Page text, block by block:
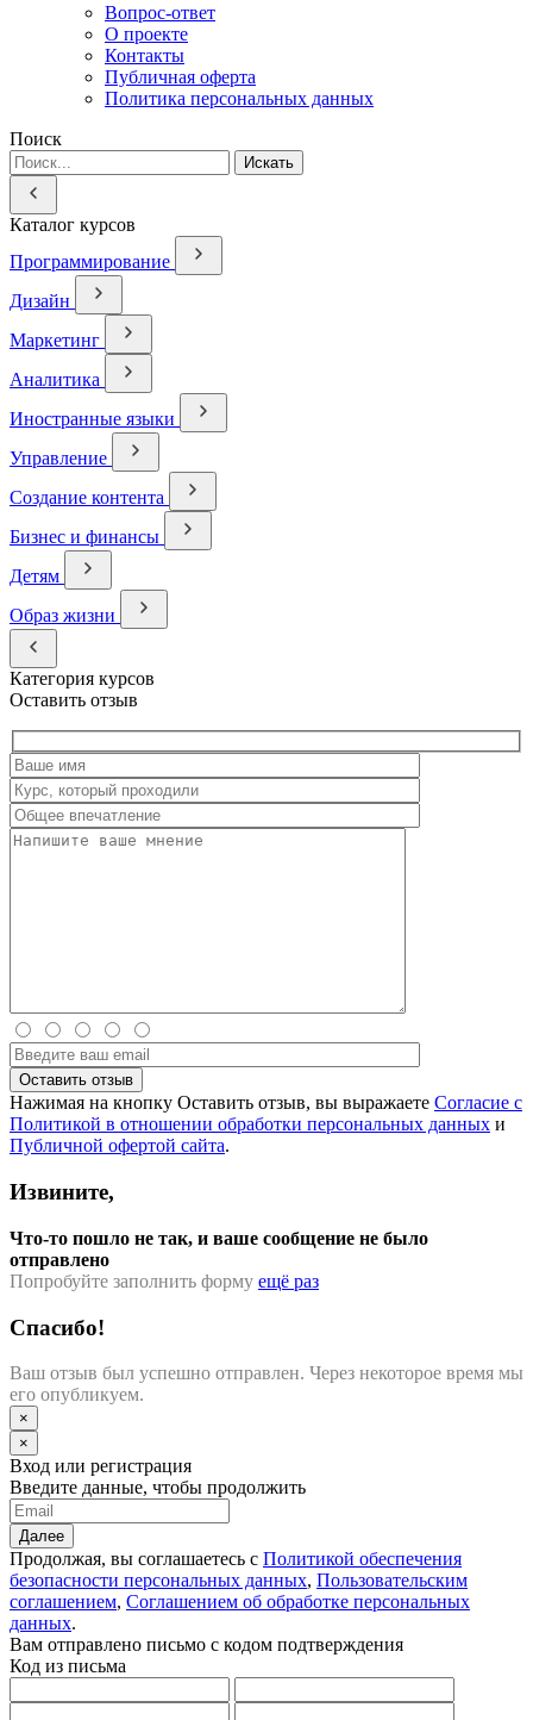
Вопрос-ответ
О проекте
Контакты
Публичная оферта
Политика персональных данных
Поиск
Искать
Каталог курсов
Программирование
Дизайн
Маркетинг
Аналитика
Иностранные языки
Управление
Создание контента
Бизнес и финансы
Детям
Образ жизни
Категория курсов
Оставить отзыв
Нажимая на кнопку Оставить отзыв, вы выражаете Согласие с
Политикой в отношении обработки персональных данных и
Публичной офертой сайта.
Извините,
Что-то пошло не так, и ваше сообщение не было
отправлено
Попробуйте заполнить форму ещё раз
Спасибо!
Ваш отзыв был успешно отправлен. Через некоторое время мы
его опубликуем.
×
×
Вход или регистрация
Введите данные, чтобы продолжить
Далее
Продолжая, вы соглашаетесь с Политикой обеспечения
безопасности персональных данных, Пользовательским
соглашением, Соглашением об обработке персональных
данных.
Вам отправлено письмо с кодом подтверждения
Код из письма